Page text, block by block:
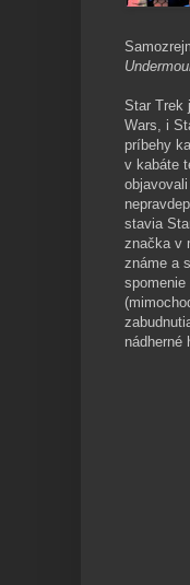
Star Trek
Wars, i
príbehy
v kabáte
stavia
značka v
známe a
nádherné